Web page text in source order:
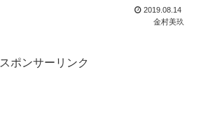
2019.08.14
金村美玖
スポンサーリンク